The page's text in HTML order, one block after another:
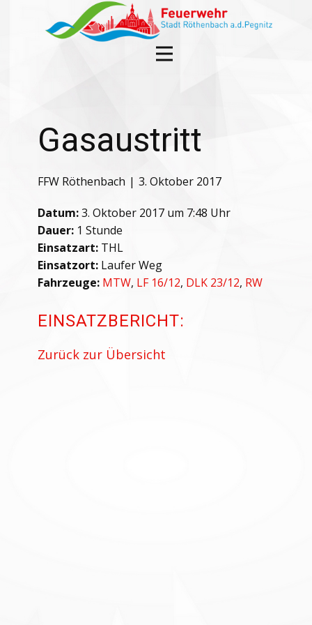
Gasaustritt
FFW Röthenbach 3. Oktober 2017
Datum:3. Oktober 2017 um 7:48 Uhr
Dauer: 1 Stunde
Einsatzart: THL
Einsatzort: Laufer Weg
Fahrzeuge: MTW, LF 16/12, DLK 23/12, RW
EINSATZBERICHT:
Zurück zur Übersicht